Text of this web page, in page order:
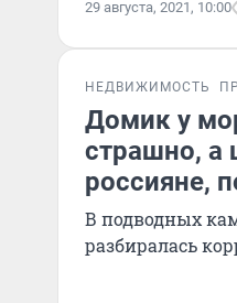
29 августа, 2021, 10:00
НЕДВИЖИМОСТЬ
Домик у
страшно, а
россияне,
В подводных
разбиралась